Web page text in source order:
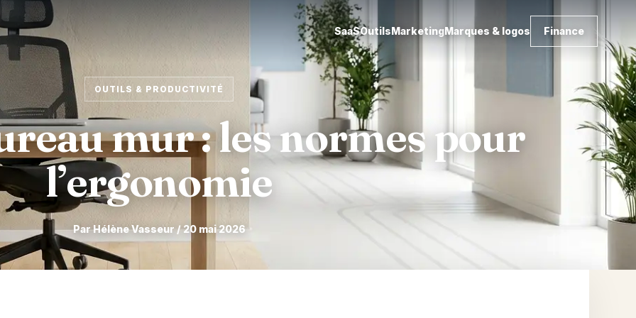
SaaSOutilsMarketingMarques & logos Finance
OUTILS & PRODUCTIVITÉ
mur : les normes pour
l’ergonomie
Par Hélène Vasseur / 20 mai 2026